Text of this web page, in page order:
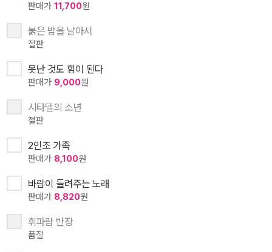
판매가 11,700원
붉은 밤을 날아서
절판
못난 것도 힘이 된다
판매가 9,000원
시타델의 소년
절판
2인조 가족
판매가 8,100원
바람이 들려주는 노래
판매가 8,820원
휘파람 반장
품절